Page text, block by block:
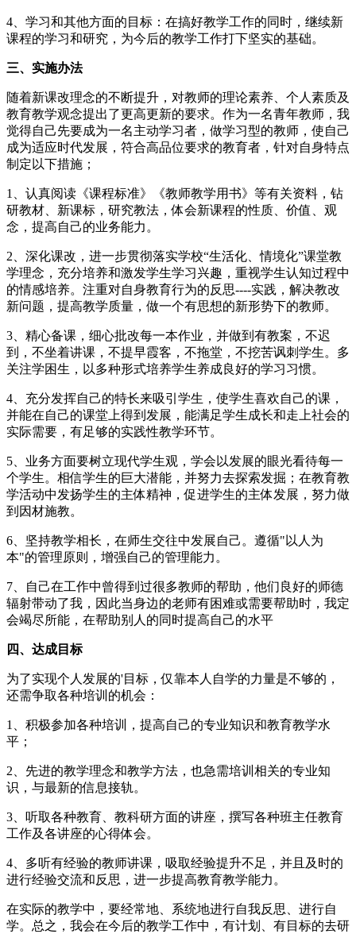
4、学习和其他方面的目标：在搞好教学工作的同时，继续新
课程的学习和研究，为今后的教学工作打下坚实的基础。
三、实施办法
随着新课改理念的不断提升，对教师的理论素养、个人素质及
教育教学观念提出了更高更新的要求。作为一名青年教师，我
觉得自己先要成为一名主动学习者，做学习型的教师，使自己
成为适应时代发展，符合高品位要求的教育者，针对自身特点
制定以下措施；
1、认真阅读《课程标准》《教师教学用书》等有关资料，钻
研教材、新课标，研究教法，体会新课程的性质、价值、观
念，提高自己的业务能力。
2、深化课改，进一步贯彻落实学校“生活化、情境化”课堂教
学理念，充分培养和激发学生学习兴趣，重视学生认知过程中
的情感培养。注重对自身教育行为的反思----实践，解决教改
新问题，提高教学质量，做一个有思想的新形势下的教师。
3、精心备课，细心批改每一本作业，并做到有教案，不迟
到，不坐着讲课，不提早霞客，不拖堂，不挖苦讽刺学生。多
关注学困生，以多种形式培养学生养成良好的学习习惯。
4、充分发挥自己的特长来吸引学生，使学生喜欢自己的课，
并能在自己的课堂上得到发展，能满足学生成长和走上社会的
实际需要，有足够的实践性教学环节。
5、业务方面要树立现代学生观，学会以发展的眼光看待每一
个学生。相信学生的巨大潜能，并努力去探索发掘；在教育教
学活动中发扬学生的主体精神，促进学生的主体发展，努力做
到因材施教。
6、坚持教学相长，在师生交往中发展自己。遵循"以人为
本"的管理原则，增强自己的管理能力。
7、自己在工作中曾得到过很多教师的帮助，他们良好的师德
辐射带动了我，因此当身边的老师有困难或需要帮助时，我定
会竭尽所能，在帮助别人的同时提高自己的水平
四、达成目标
为了实现个人发展的'目标，仅靠本人自学的力量是不够的，
还需争取各种培训的机会：
1、积极参加各种培训，提高自己的专业知识和教育教学水
平；
2、先进的教学理念和教学方法，也急需培训相关的专业知
识，与最新的信息接轨。
3、听取各种教育、教科研方面的讲座，撰写各种班主任教育
工作及各讲座的心得体会。
4、多听有经验的教师讲课，吸取经验提升不足，并且及时的
进行经验交流和反思，进一步提高教育教学能力。
在实际的教学中，要经常地、系统地进行自我反思、进行自
学。总之，我会在今后的教学工作中，有计划、有目标的去研